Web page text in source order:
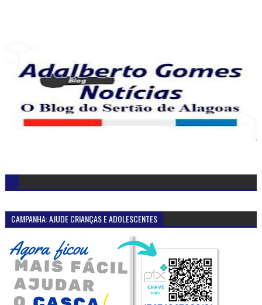
CAMPANHA: AJUDE CRIANÇAS E ADOLESCENTES